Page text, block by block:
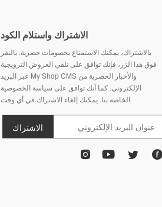
الاشتراك واستلام الكود
بالاشتراك، يمكنك الاستمتاع بخصومات حصرية. بالنقر
فوق هذا الزر، فإنك توافق على تلقي العروض الترويجية
والأخبار الحصرية من My Shop CMS عبر البريد
الإلكتروني. كما أنك توافق على سياسة الخصوصية
الخاصة بنا. يمكنك إلغاء الاشتراك في أي وقت
الاشتراك